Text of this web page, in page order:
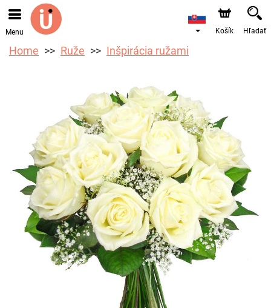
Objednávky prijímame prostredníctvom nášho e-shopu.
Najskorší možný termín doručenia je od 10.8.2026 z
Menu Košík Hľadať
Home Ruže Inšpirácia ružami